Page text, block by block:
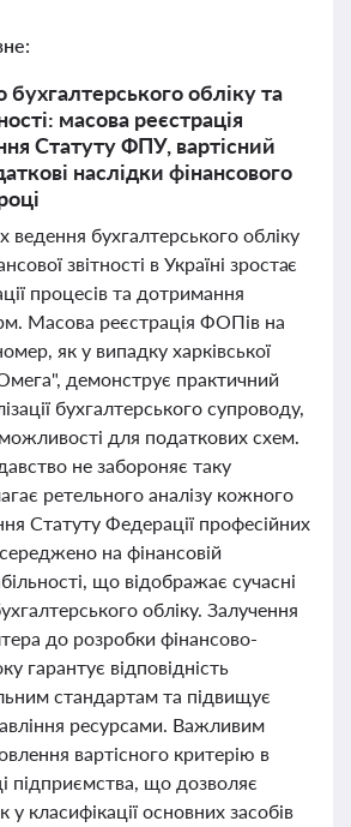
бухгалтерського обліку та
масова реєстрація
Статуту ФПУ, вартісний
наслідки фінансового
ведення бухгалтерського обліку
звітності в Україні зростає
процесів та дотримання
Масова реєстрація ФОПів на
як у випадку харківської
демонструє практичний
бухгалтерського супроводу,
для податкових схем.
не забороняє таку
ретельного аналізу кожного
Статуту Федерації професійних
на фінансовій
що відображає сучасні
обліку. Залучення
до розробки фінансово-
гарантує відповідність
стандартам та підвищує
ресурсами. Важливим
вартісного критерію в
підприємства, що дозволяє
класифікації основних засобів